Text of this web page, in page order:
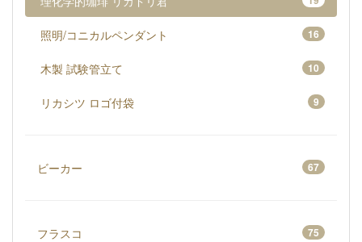
照明/コニカルペンダント 16
木製 試験管立て 10
リカシツ ロゴ付袋 9
ビーカー 67
フラスコ 75